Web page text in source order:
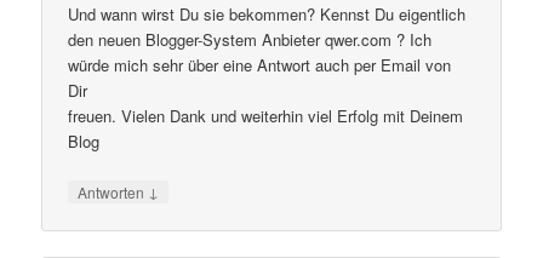
Und wann wirst Du sie bekommen? Kennst Du eigentlich
den neuen Blogger-System Anbieter qwer.com ? Ich
würde mich sehr über eine Antwort auch per Email von
Dir
freuen. Vielen Dank und weiterhin viel Erfolg mit Deinem
Blog
Antworten ↓